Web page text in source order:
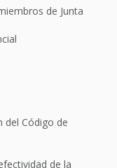
de Junta
del Código de
de la